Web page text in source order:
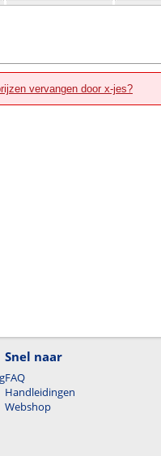
vervangen door x-jes?
Snel naar
FAQ
Handleidingen
Webshop